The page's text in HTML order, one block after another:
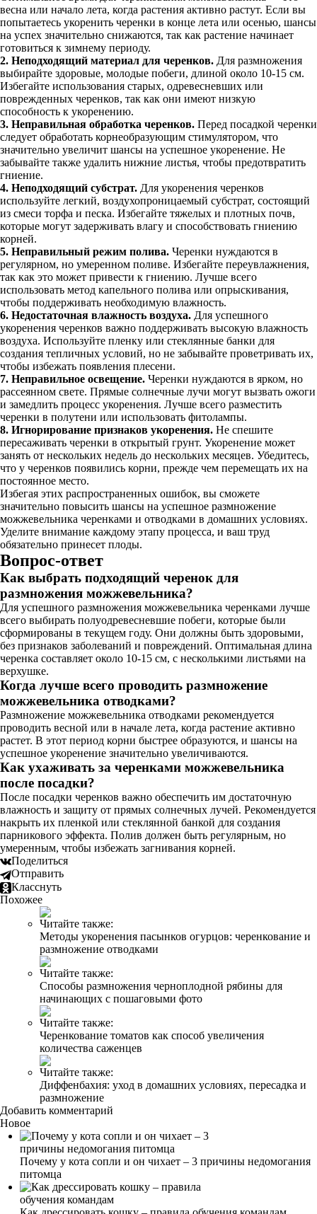
весна или начало лета, когда растения активно растут. Если вы
попытаетесь укоренить черенки в конце лета или осенью, шансы
на успех значительно снижаются, так как растение начинает
готовиться к зимнему периоду.
2. Неподходящий материал для черенков. Для размножения
выбирайте здоровые, молодые побеги, длиной около 10-15 см.
Избегайте использования старых, одревесневших или
поврежденных черенков, так как они имеют низкую
способность к укоренению.
3. Неправильная обработка черенков. Перед посадкой черенки
следует обработать корнеобразующим стимулятором, что
значительно увеличит шансы на успешное укоренение. Не
забывайте также удалить нижние листья, чтобы предотвратить
гниение.
4. Неподходящий субстрат. Для укоренения черенков
используйте легкий, воздухопроницаемый субстрат, состоящий
из смеси торфа и песка. Избегайте тяжелых и плотных почв,
которые могут задерживать влагу и способствовать гниению
корней.
5. Неправильный режим полива. Черенки нуждаются в
регулярном, но умеренном поливе. Избегайте переувлажнения,
так как это может привести к гниению. Лучше всего
использовать метод капельного полива или опрыскивания,
чтобы поддерживать необходимую влажность.
6. Недостаточная влажность воздуха. Для успешного
укоренения черенков важно поддерживать высокую влажность
воздуха. Используйте пленку или стеклянные банки для
создания тепличных условий, но не забывайте проветривать их,
чтобы избежать появления плесени.
7. Неправильное освещение. Черенки нуждаются в ярком, но
рассеянном свете. Прямые солнечные лучи могут вызвать ожоги
и замедлить процесс укоренения. Лучше всего разместить
черенки в полутени или использовать фитолампы.
8. Игнорирование признаков укоренения. Не спешите
пересаживать черенки в открытый грунт. Укоренение может
занять от нескольких недель до нескольких месяцев. Убедитесь,
что у черенков появились корни, прежде чем перемещать их на
постоянное место.
Избегая этих распространенных ошибок, вы сможете
значительно повысить шансы на успешное размножение
можжевельника черенками и отводками в домашних условиях.
Уделите внимание каждому этапу процесса, и ваш труд
обязательно принесет плоды.
Вопрос-ответ
Как выбрать подходящий черенок для
размножения можжевельника?
Для успешного размножения можжевельника черенками лучше
всего выбирать полуодревесневшие побеги, которые были
сформированы в текущем году. Они должны быть здоровыми,
без признаков заболеваний и повреждений. Оптимальная длина
черенка составляет около 10-15 см, с несколькими листьями на
верхушке.
Когда лучше всего проводить размножение
можжевельника отводками?
Размножение можжевельника отводками рекомендуется
проводить весной или в начале лета, когда растение активно
растет. В этот период корни быстрее образуются, и шансы на
успешное укоренение значительно увеличиваются.
Как ухаживать за черенками можжевельника
после посадки?
После посадки черенков важно обеспечить им достаточную
влажность и защиту от прямых солнечных лучей. Рекомендуется
накрыть их пленкой или стеклянной банкой для создания
парникового эффекта. Полив должен быть регулярным, но
умеренным, чтобы избежать загнивания корней.
Поделиться
Отправить
Класснуть
Похожее
Читайте также:
Методы укоренения пасынков огурцов: черенкование и
размножение отводками
Читайте также:
Способы размножения черноплодной рябины для
начинающих с пошаговыми фото
Читайте также:
Черенкование томатов как способ увеличения
количества саженцев
Читайте также:
Диффенбахия: уход в домашних условиях, пересадка и
размножение
Добавить комментарий
Новое
Почему у кота сопли и он чихает – 3 причины недомогания
питомца